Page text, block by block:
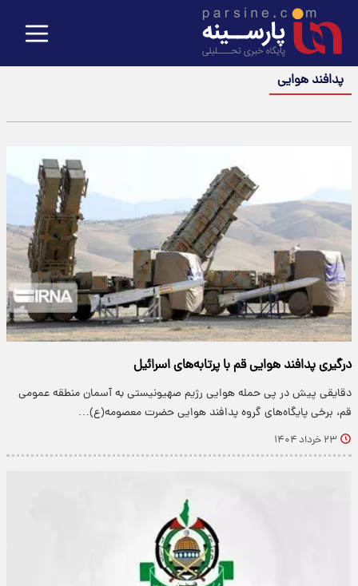
پدافند هوایی
درگیری پدافند هوایی قم با پرتابه‌های اسرائیل
دقایقی پیش در پی حمله هوایی رژیم صهیونیستی به آسمان منطقه عمومی
قم، برخی پایگاه‌های گروه پدافند هوایی حضرت معصومه(ع)…
۲۳ خرداد ۱۴۰۴